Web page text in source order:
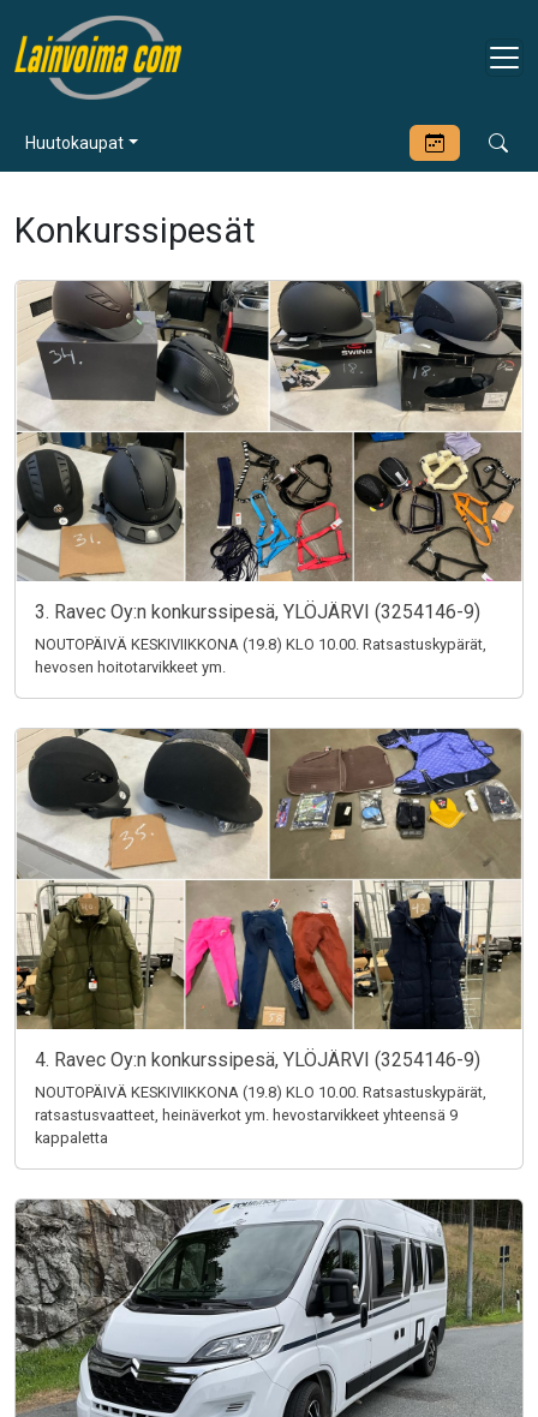
Huutokaupat
Konkurssipesät
3. Ravec Oy:n konkurssipesä, YLÖJÄRVI (3254146-9)
NOUTOPÄIVÄ KESKIVIIKKONA (19.8) KLO 10.00. Ratsastuskypärät,
hevosen hoitotarvikkeet ym.
4. Ravec Oy:n konkurssipesä, YLÖJÄRVI (3254146-9)
NOUTOPÄIVÄ KESKIVIIKKONA (19.8) KLO 10.00. Ratsastuskypärät,
ratsastusvaatteet, heinäverkot ym. hevostarvikkeet yhteensä 9
kappaletta